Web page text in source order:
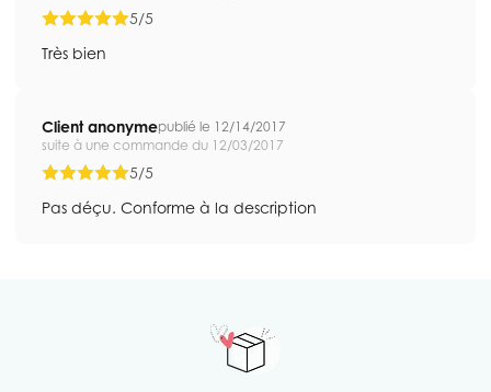
5/5
Très bien
Client anonymepublié le 12/14/2017
suite à une commande du 12/03/2017
5/5
Pas déçu. Conforme à la description